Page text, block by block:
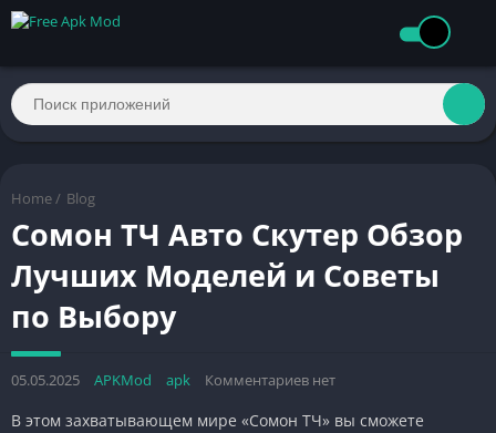
Home / Blog
Сомон ТЧ Авто Скутер Обзор
Лучших Моделей и Советы
по Выбору
05.05.2025 APKMod apk Комментариев нет
В этом захватывающем мире «Сомон ТЧ» вы сможете